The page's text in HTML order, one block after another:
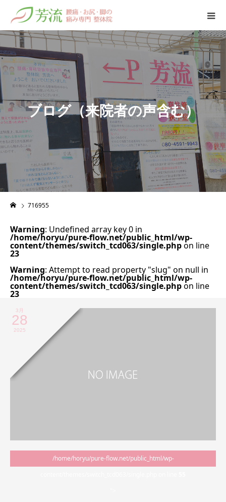
ブログ（来院者の声含む）
716955
Warning: Undefined array key 0 in
/home/horyu/pure-flow.net/public_html/wp-
content/themes/switch_tcd063/single.phpon line
23
Warning: Attempt to read property "slug" on null in
/home/horyu/pure-flow.net/public_html/wp-
content/themes/switch_tcd063/single.phpon line
23
3月
28
2025
/home/horyu/pure-flow.net/public_html/wp-